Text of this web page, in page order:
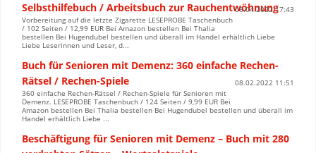
Selbsthilfebuch / Arbeitsbuch zur Rauchentwöhnung
06.04.2022 17:43
Vorbereitung auf die letzte Zigarette LESEPROBE Taschenbuch
/ 102 Seiten / 12,99 EUR Bei Amazon bestellen Bei Thalia
bestellen Bei Hugendubel bestellen und überall im Handel erhältlich Liebe
Liebe Leserinnen und Leser, d...
Buch für Senioren mit Demenz: 360 einfache Rechen-
Rätsel / Rechen-Spiele
08.02.2022 11:51
360 einfache Rechen-Rätsel / Rechen-Spiele für Senioren mit
Demenz. LESEPROBE Taschenbuch / 124 Seiten / 9,99 EUR Bei
Amazon bestellen Bei Thalia bestellen Bei Hugendubel bestellen und überall im
Handel erhältlich Liebe ...
Beschäftigung für Senioren mit Demenz – Buch mit 280